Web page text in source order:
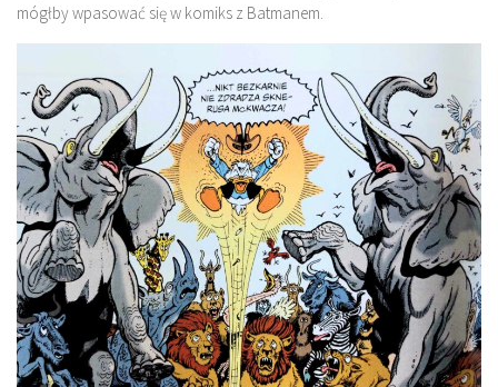
mógłby wpasować się w komiks z Batmanem.